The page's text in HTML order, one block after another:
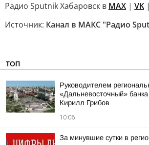
Радио Sputnik Хабаровск в MAX | VK
Источник: Канал в МАКС "Радио
ТОП
Руководителем
«Дальневосточный»
Кирилл Грибов
10:06
За минувшие сутки в